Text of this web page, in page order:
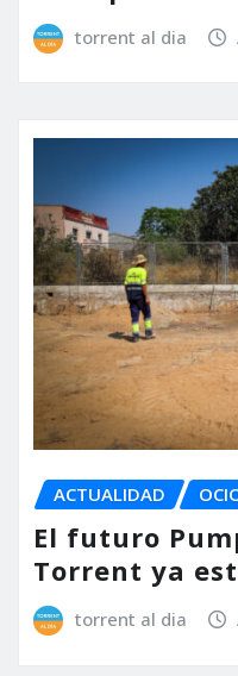
torrent al dia
ACTUALIDAD
El futuro
Torrent ya
torrent al dia